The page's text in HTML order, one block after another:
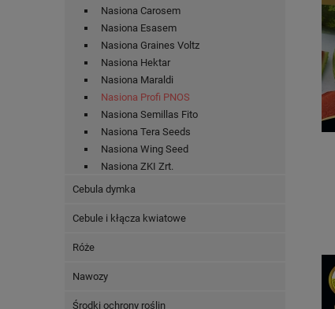
Nasiona Carosem
Nasiona Esasem
Nasiona Graines Voltz
Nasiona Hektar
Nasiona Maraldi
Nasiona Profi PNOS
Nasiona Semillas Fito
Nasiona Tera Seeds
Nasiona Wing Seed
Nasiona ZKI Zrt.
Cebula dymka
Cebule i kłącza kwiatowe
Róże
Nawozy
Środki ochrony roślin